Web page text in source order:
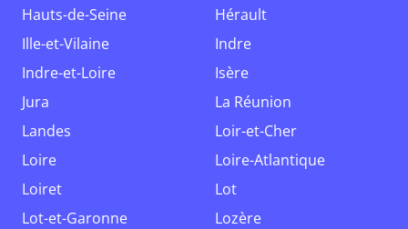
Hauts-de-Seine
Hérault
Ille-et-Vilaine
Indre
Indre-et-Loire
Isère
Jura
La Réunion
Landes
Loir-et-Cher
Loire
Loire-Atlantique
Loiret
Lot
Lot-et-Garonne
Lozère